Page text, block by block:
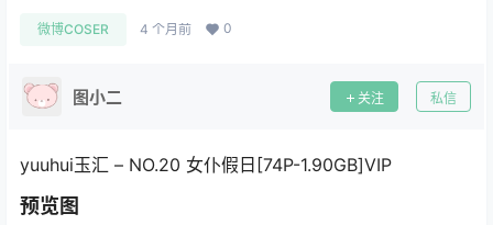
微博COSER 4 个月前 0
图小二 关注 私信
yuuhui玉汇 – NO.20 女仆假日[74P-1.90GB]VIP
预览图